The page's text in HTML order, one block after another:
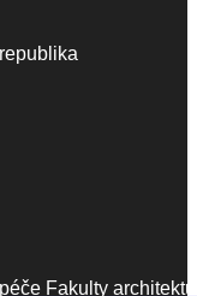
Fakulty